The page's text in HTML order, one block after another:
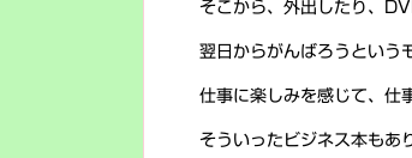
そこから、外出したり、
翌日からがんばろうという
仕事に楽しみを感じて、仕
そういったビジネス本もあ